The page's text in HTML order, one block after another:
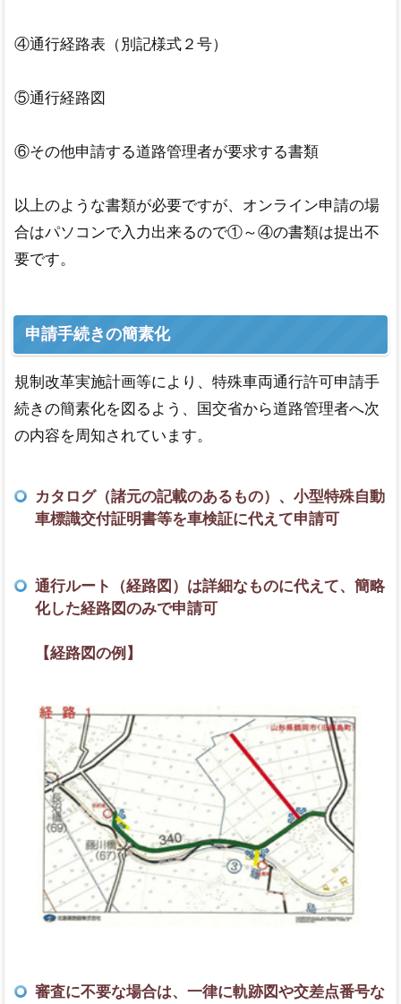
④通行経路表（別記様式２号）
⑤通行経路図
⑥その他申請する道路管理者が要求する書類
以上のような書類が必要ですが、オンライン申請の場
合はパソコンで入力出来るので①～④の書類は提出不
要です。
申請手続きの簡素化
規制改革実施計画等により、特殊車両通行許可申請手
続きの簡素化を図るよう、国交省から道路管理者へ次
の内容を周知されています。
カタログ（諸元の記載のあるもの）、小型特殊自動
車標識交付証明書等を車検証に代えて申請可
通行ルート（経路図）は詳細なものに代えて、簡略
化した経路図のみで申請可
【経路図の例】
審査に不要な場合は、一律に軌跡図や交差点番号な